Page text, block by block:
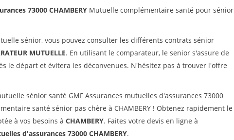
73000 CHAMBERY Mutuelle complémentaire santé pour sénior
sénior, vous pouvez consulter les différents contrats sénior
MUTUELLE. En utilisant le comparateur, le senior s'assure de
le départ et évitera les déconvenues. N'hésitez pas à trouver l'offre
sénior santé GMF Assurances mutuelles d'assurances 73000
santé sénior pas chère à CHAMBERY ! Obtenez rapidement le
à vos besoins à CHAMBERY. Faites votre devis en ligne à
d'assurances 73000 CHAMBERY.